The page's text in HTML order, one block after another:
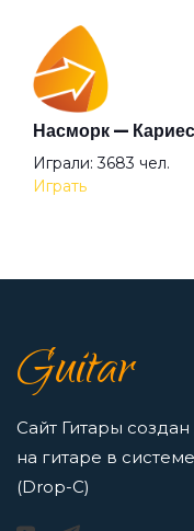
Перейти
Аккорды для
легкие и простые
Просмотров: 23259
как освоить
Просмотров: 16417
Насморк —
Играли: 3683 чел.
Играть
Guitar
Сайт Гитары
на гитаре в
(Drop-C)